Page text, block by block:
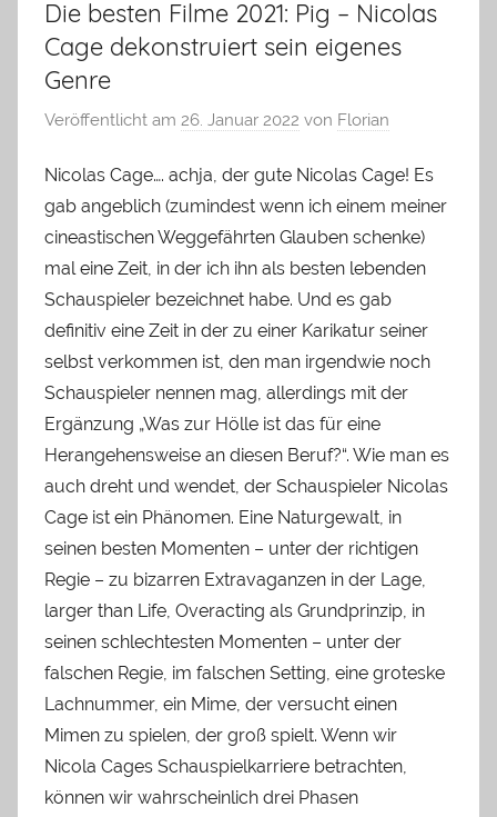
Die besten Filme 2021: Pig – Nicolas
Cage dekonstruiert sein eigenes
Genre
Veröffentlicht am 26. Januar 2022 von Florian
Nicolas Cage…. achja, der gute Nicolas Cage! Es
gab angeblich (zumindest wenn ich einem meiner
cineastischen Weggefährten Glauben schenke)
mal eine Zeit, in der ich ihn als besten lebenden
Schauspieler bezeichnet habe. Und es gab
definitiv eine Zeit in der zu einer Karikatur seiner
selbst verkommen ist, den man irgendwie noch
Schauspieler nennen mag, allerdings mit der
Ergänzung „Was zur Hölle ist das für eine
Herangehensweise an diesen Beruf?“. Wie man es
auch dreht und wendet, der Schauspieler Nicolas
Cage ist ein Phänomen. Eine Naturgewalt, in
seinen besten Momenten – unter der richtigen
Regie – zu bizarren Extravaganzen in der Lage,
larger than Life, Overacting als Grundprinzip, in
seinen schlechtesten Momenten – unter der
falschen Regie, im falschen Setting, eine groteske
Lachnummer, ein Mime, der versucht einen
Mimen zu spielen, der groß spielt. Wenn wir
Nicola Cages Schauspielkarriere betrachten,
können wir wahrscheinlich drei Phasen